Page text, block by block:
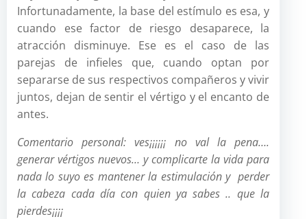
Infortunadamente, la base del estímulo es esa, y
cuando ese factor de riesgo desaparece, la
atracción disminuye. Ese es el caso de las
parejas de infieles que, cuando optan por
separarse de sus respectivos compañeros y vivir
juntos, dejan de sentir el vértigo y el encanto de
antes.
Comentario personal: ves¡¡¡¡¡¡ no val la pena….
generar vértigos nuevos… y complicarte la vida para
nada lo suyo es mantener la estimulación y perder
la cabeza cada día con quien ya sabes .. que la
pierdes¡¡¡¡